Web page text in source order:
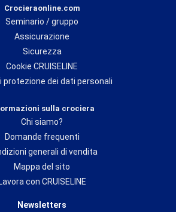
Crocieraonline.com
Seminario / gruppo
Assicurazione
Sicurezza
Cookie CRUISELINE
protezione dei dati personali
sulla crociera
Chi siamo?
Domande frequenti
generali di vendita
Mappa del sito
Lavora con CRUISELINE
Newsletters